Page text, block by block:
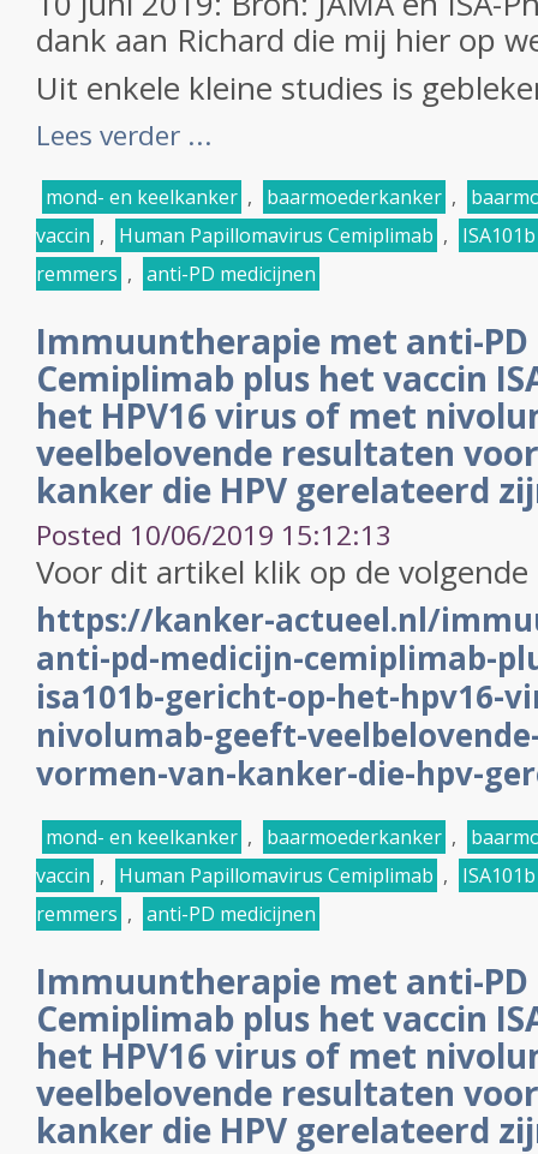
dank aan Richard die mij hier op
Uit enkele kleine studies is
Lees verder ...
mond- en keelkanker , baarmoederkanker ,
vaccin , Human Papillomavirus Cemiplimab ,
ISA101b
remmers , anti-PD medicijnen
Immuuntherapie met anti-
Cemiplimab plus het vaccin
het HPV16 virus of met
veelbelovende resultaten
kanker die HPV gerelateerd
Posted 10/06/2019 15:12:13
Voor dit artikel klik op de
https://kanker-actueel.nl/
anti-pd-medicijn-cemiplimab-
isa101b-gericht-op-het-hpv16-
nivolumab-geeft-
vormen-van-kanker-die-hpv-
mond- en keelkanker , baarmoederkanker ,
vaccin , Human Papillomavirus Cemiplimab ,
ISA101b
remmers , anti-PD medicijnen
Immuuntherapie met anti-
Cemiplimab plus het vaccin
het HPV16 virus of met
veelbelovende resultaten
kanker die HPV gerelateerd